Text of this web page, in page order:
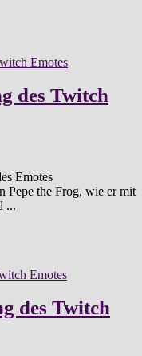
des Twitch
Emotes
Pepe the Frog, wie er mit
...
des Twitch